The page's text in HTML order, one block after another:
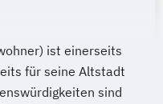
ist einerseits
für seine Altstadt
sind